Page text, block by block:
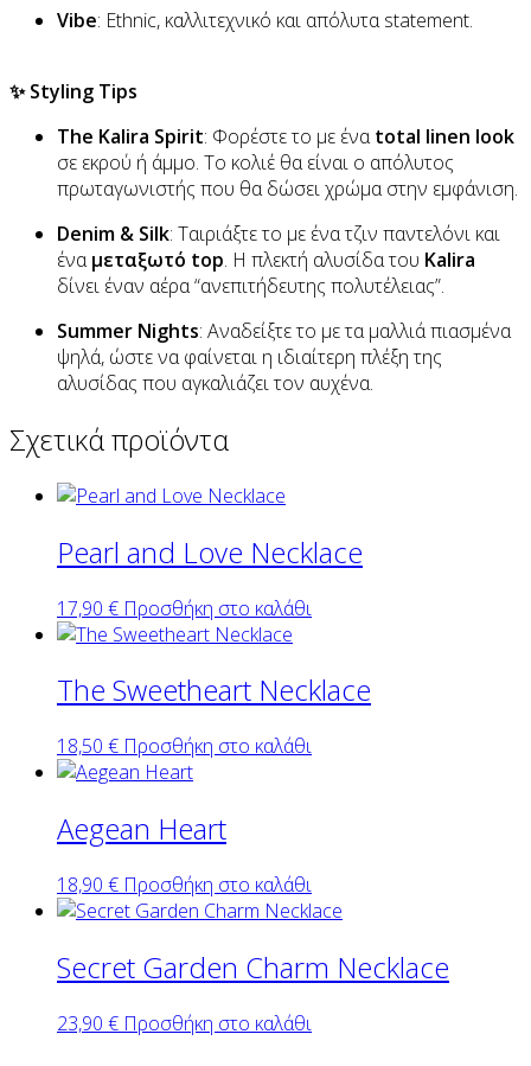
Vibe: Ethnic, καλλιτεχνικό και απόλυτα statement.
✨ Styling Tips
The Kalira Spirit: Φορέστε το με έναtotal linen look
σε εκρού ή άμμο. Το κολιέ θα είναι ο απόλυτος
πρωταγωνιστής που θα δώσει χρώμα στην εμφάνιση.
Denim & Silk: Ταιριάξτε το με ένα τζιν παντελόνι και
έναμεταξωτό top. Η πλεκτή αλυσίδα του Kalira
δίνει έναν αέρα “ανεπιτήδευτης πολυτέλειας”.
Summer Nights: Αναδείξτε το με τα μαλλιά πιασμένα
ψηλά, ώστε να φαίνεται η ιδιαίτερη πλέξη της
αλυσίδας που αγκαλιάζει τον αυχένα.
Σχετικά προϊόντα
Pearl and Love Necklace
17,90 € Προσθήκη στο καλάθι
The Sweetheart Necklace
18,50 € Προσθήκη στο καλάθι
Aegean Heart
18,90 € Προσθήκη στο καλάθι
Secret Garden Charm Necklace
23,90 € Προσθήκη στο καλάθι